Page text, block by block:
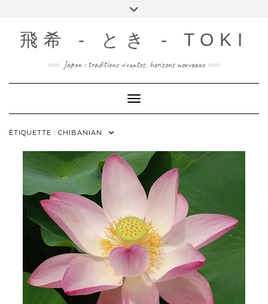
content飛希 - とき - TOKI
Japon : traditions vivantes, horizons nouveaux
Toggle Navigation
ÉTIQUETTE : CHIBANIAN